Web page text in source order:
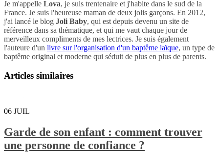
Je m'appelle Lova, je suis trentenaire et j'habite dans le sud de la
France. Je suis l'heureuse maman de deux jolis garçons. En 2012,
j'ai lancé le blog Joli Baby, qui est depuis devenu un site de
référence dans sa thématique, et qui me vaut chaque jour de
merveilleux compliments de mes lectrices. Je suis également
l'auteure d'un livre sur l'organisation d'un baptême laïque, un type de
baptême original et moderne qui séduit de plus en plus de parents.
Articles similaires
06 JUIL
Garde de son enfant : comment trouver
une personne de confiance ?